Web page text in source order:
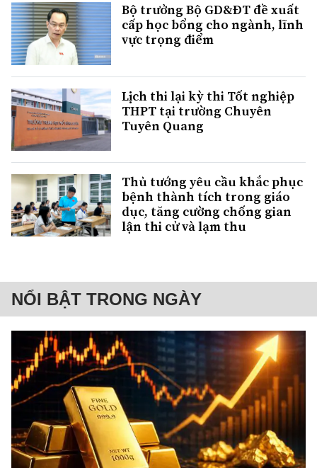
Bộ trưởng Bộ GD&ĐT đề xuất
cấp học bổng cho ngành, lĩnh
vực trọng điểm
Lịch thi lại kỳ thi Tốt nghiệp
THPT tại trường Chuyên
Tuyên Quang
Thủ tướng yêu cầu khắc phục
bệnh thành tích trong giáo
dục, tăng cường chống gian
lận thi cử và lạm thu
NỔI BẬT TRONG NGÀY